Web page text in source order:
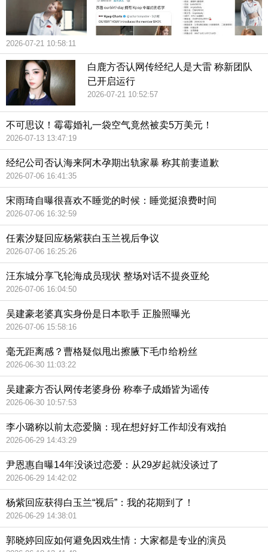
2026-07-21 10:58:11
白鹿方否认网传经纪人是大雷 称新团队
已开启运行
2026-07-21 10:52:57
不可思议！霉霉婚礼一袋空气竟然被卖5万美元！
2026-07-13 13:47:19
经纪公司否认海来阿木孕期出轨家暴 称其前妻道歉
2026-07-06 16:41:35
宋雨琦自曝很喜欢不睡觉的时候：睡觉挺浪费时间
2026-07-06 16:32:59
任素汐疑回应杨紫获白玉兰视后争议
2026-07-06 16:25:26
汪东城分享飞轮海成员现状 整场对话不提炎亚纶
2026-07-06 16:04:50
吴建豪老婆真实身份是日本歌手 正脸照曝光
2026-07-06 15:58:16
毫无距离感？曹格疑似甩出擦腋下毛巾给粉丝
2026-06-30 11:03:22
吴建豪方否认网传老婆身份 称奉子成婚皆为谣传
2026-06-30 10:57:53
李小璐称以前太恋爱脑：现在想好好工作却没有戏拍
2026-06-29 14:43:29
尹恩惠自曝14年没谈过恋爱：从29岁起就没谈过了
2026-06-29 14:42:02
杨紫回应获得白玉兰“视后”：我的花期到了！
2026-06-29 14:38:01
郭晓婷回应如何避免因戏生情：大家都是专业的演员